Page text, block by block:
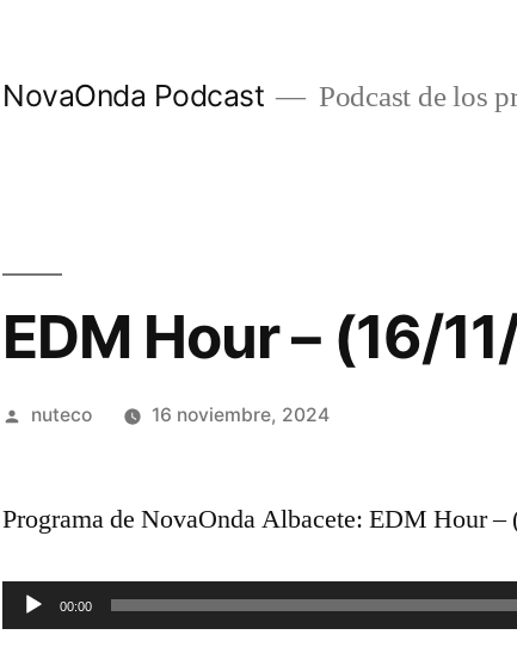
NovaOnda Podcast Podcast de los
EDM Hour – (16/
Publicada
nuteco 16 noviembre, 2024
Programa de NovaOnda Albacete: EDM Hour –
Reproductor
00:00